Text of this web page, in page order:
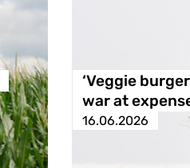
‘Veggie
war at
16.06.2026